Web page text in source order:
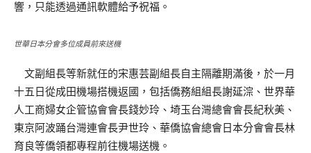
響，只能透過通訊軟體給予祝福。
世華日本分會多位成員前來送機
文副組長等新就任的宋惠芸副組長自主隔離期滿後，於一月
十五日從成田機場搭機返國，包括僑務組組長謝延淙、世界華
人工商婦女企管協會會長錢妙玲、埼玉台灣總會會長紀秋美、
東京阿波踊台灣連會長尹世玲、華僑協會總會日本分會會長林
育良等僑領都專程前往機場送機。